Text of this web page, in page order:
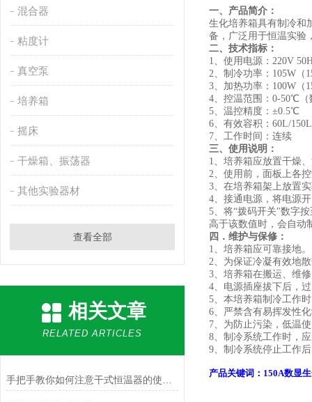
混合器
粘度计
真空泵
培养箱
摇床
干燥箱、振荡器
其他实验器材
查看全部
相关文章
RELATED ARTICLES
一、 产品简介：
生化培养箱具有制冷和
备，广泛用于恒温实验
二、 技术指标：
1、 使用电源： 220V
2、 制冷功率： 105W（
3、 加热功率： 100W（
4、 控温范围： 0-50℃
5、 温控精度： ±0.5℃
6、 有效容积： 60L/
7、 工作时间：连续
三、 使用说明：
1、 培养箱应放置干燥
2、 使用前，面板上各
3、 在培养箱架上放置
4、 接通电源，将电源
5、 将“拨码开关"数字
高于该数值时，会自动
四．维护与保修：
1、 培养箱应可靠接地。
2、 为保证冷凝有效地
3、 培养箱在搬运、维
4、 电源插座拔下后，过
5、 本培养箱制冷工作
6、 严禁含有易挥发性
7、 为防止污染，低温
8、 制冷系统工作时，
9、 制冷系统停止工作
产品关键词：150A数显